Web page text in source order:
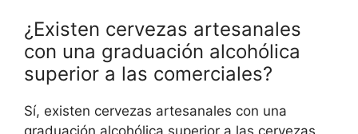
¿Existen cervezas artesanales
con una graduación alcohólica
superior a las comerciales?
Sí, existen cervezas artesanales con una
graduación alcohólica superior a las cervezas